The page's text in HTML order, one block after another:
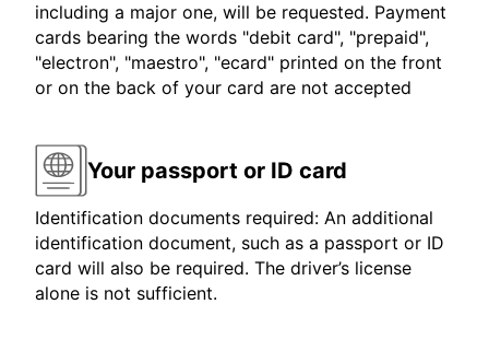
including a major one, will be requested. Payment
cards bearing the words "debit card", "prepaid",
"electron", "maestro", "ecard" printed on the front
or on the back of your card are not accepted
Your passport or ID card
Identification documents required: An additional
identification document, such as a passport or ID
card will also be required. The driver’s license
alone is not sufficient.